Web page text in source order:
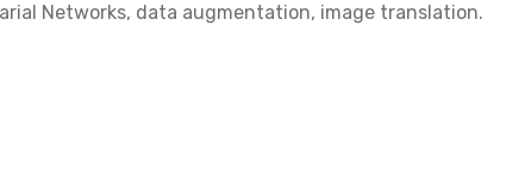
Networks, data augmentation, image translation.